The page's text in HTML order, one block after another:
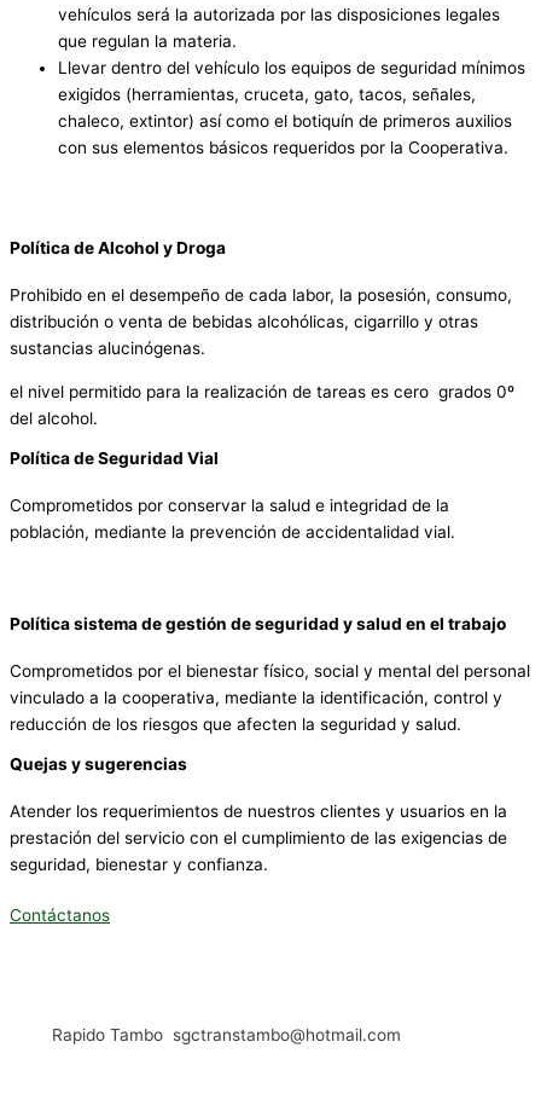
vehículos será la autorizada por las disposiciones legales
que regulan la materia.
Llevar dentro del vehículo los equipos de seguridad mínimos
exigidos (herramientas, cruceta, gato, tacos, señales,
chaleco, extintor) así como el botiquín de primeros auxilios
con sus elementos básicos requeridos por la Cooperativa.
Política de Alcohol y Droga
Prohibido en el desempeño de cada labor, la posesión, consumo,
distribución o venta de bebidas alcohólicas, cigarrillo y otras
sustancias alucinógenas.
el nivel permitido para la realización de tareas es cero grados 0º
del alcohol.
Política de Seguridad Vial
Comprometidos por conservar la salud e integridad de la
población, mediante la prevención de accidentalidad vial.
Política sistema de gestión de seguridad y salud en el trabajo
Comprometidos por el bienestar físico, social y mental del personal
vinculado a la cooperativa, mediante la identificación, control y
reducción de los riesgos que afecten la seguridad y salud.
Quejas y sugerencias
Atender los requerimientos de nuestros clientes y usuarios en la
prestación del servicio con el cumplimiento de las exigencias de
seguridad, bienestar y confianza.
Contáctanos
Rapido Tambo sgctranstambo@hotmail.com